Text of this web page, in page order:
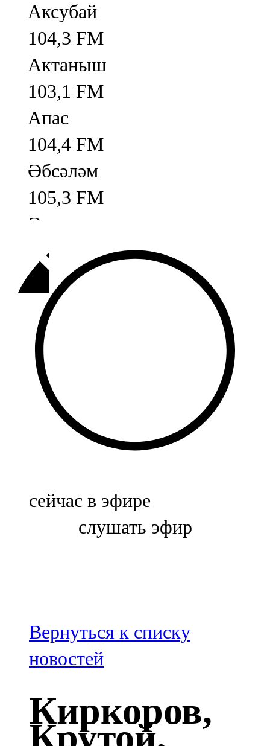
Аксубай
104,3 FM
Актаныш
103,1 FM
Апас
104,4 FM
Әбсәләм
105,3 FM
Әлмәт
92,9 FM
Базарлы матак
107,1 FM
Балык бистәсе
104,9 FM
Баулы
107,5 FM
Биләр
Болгар
100,3 FM
Зәй
106,6 FM
Кадыбаш
105,2 FM
сейчас в эфире
слушать эфир
Вернуться к списку
новостей
Киркоров,